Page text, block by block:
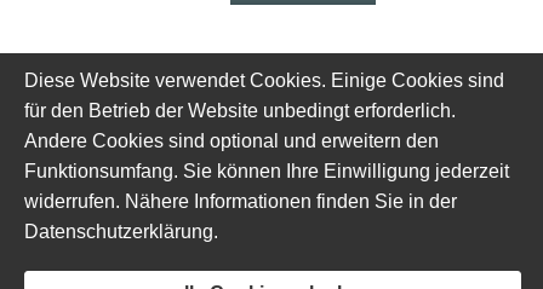
Diese Website verwendet Cookies. Einige Cookies sind
für den Betrieb der Website unbedingt erforderlich.
Andere Cookies sind optional und erweitern den
Funktionsumfang. Sie können Ihre Einwilligung jederzeit
widerrufen. Nähere Informationen finden Sie in der
Datenschutzerklärung.